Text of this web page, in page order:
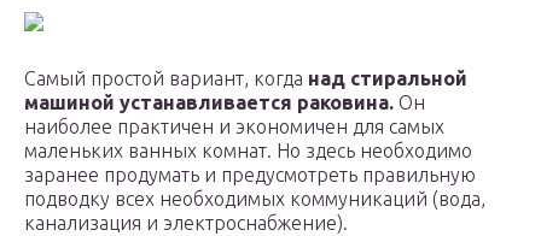
Самый простой вариант, когда над стиральной
машиной устанавливается раковина. Он
наиболее практичен и экономичен для самых
маленьких ванных комнат. Но здесь необходимо
заранее продумать и предусмотреть правильную
подводку всех необходимых коммуникаций (вода,
канализация и электроснабжение).